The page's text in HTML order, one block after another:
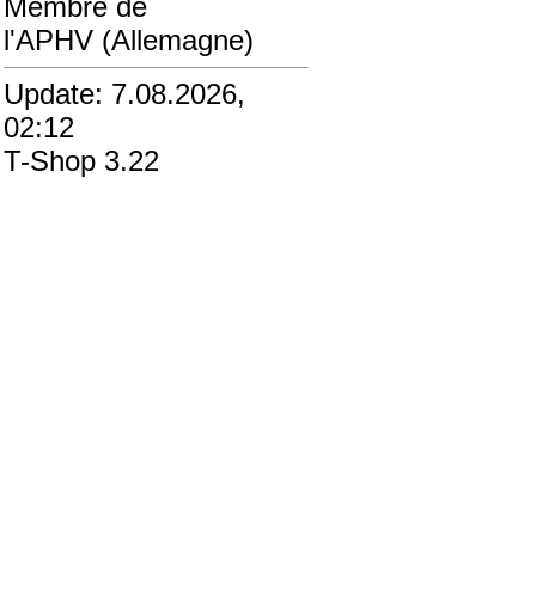
Membre de
l'APHV (Allemagne)
Update: 7.08.2026,
02:12
T-Shop 3.22